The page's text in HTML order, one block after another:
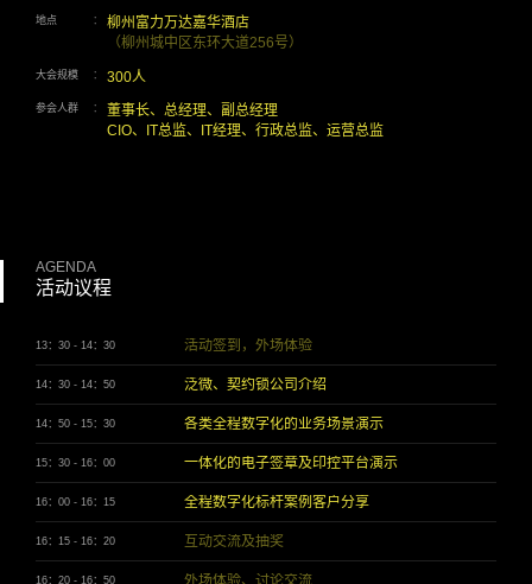
地点 ：
柳州富力万达嘉华酒店
（柳州城中区东环大道256号）
大会规模 ： 300人
参会人群 ：
董事长、总经理、副总经理
CIO、IT总监、IT经理、行政总监、运营总监
AGENDA
活动议程
13：30 - 14：30 活动签到，外场体验
14：30 - 14：50 泛微、契约锁公司介绍
14：50 - 15：30 各类全程数字化的业务场景演示
15：30 - 16：00 一体化的电子签章及印控平台演示
16：00 - 16：15 全程数字化标杆案例客户分享
16：15 - 16：20 互动交流及抽奖
16：20 - 16：50